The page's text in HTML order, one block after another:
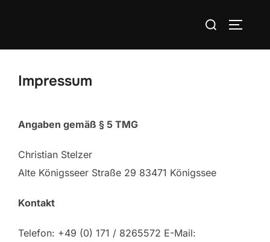
Suchen
Impressum
Angaben gemäß § 5 TMG
Christian Stelzer
Alte Königsseer Straße 29 83471 Königssee
Kontakt
Telefon: +49 (0) 171 / 8265572 E-Mail: